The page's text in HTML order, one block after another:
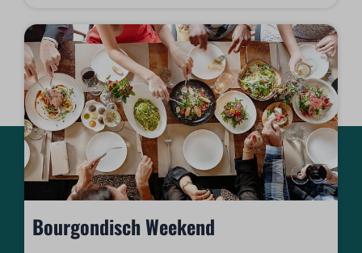
Bourgondisch Weekend